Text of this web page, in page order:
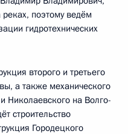
реках, поэтому ведём
гидротехнических
второго и третьего
а также механического
Николаевского на Волго-
строительство
Городецкого